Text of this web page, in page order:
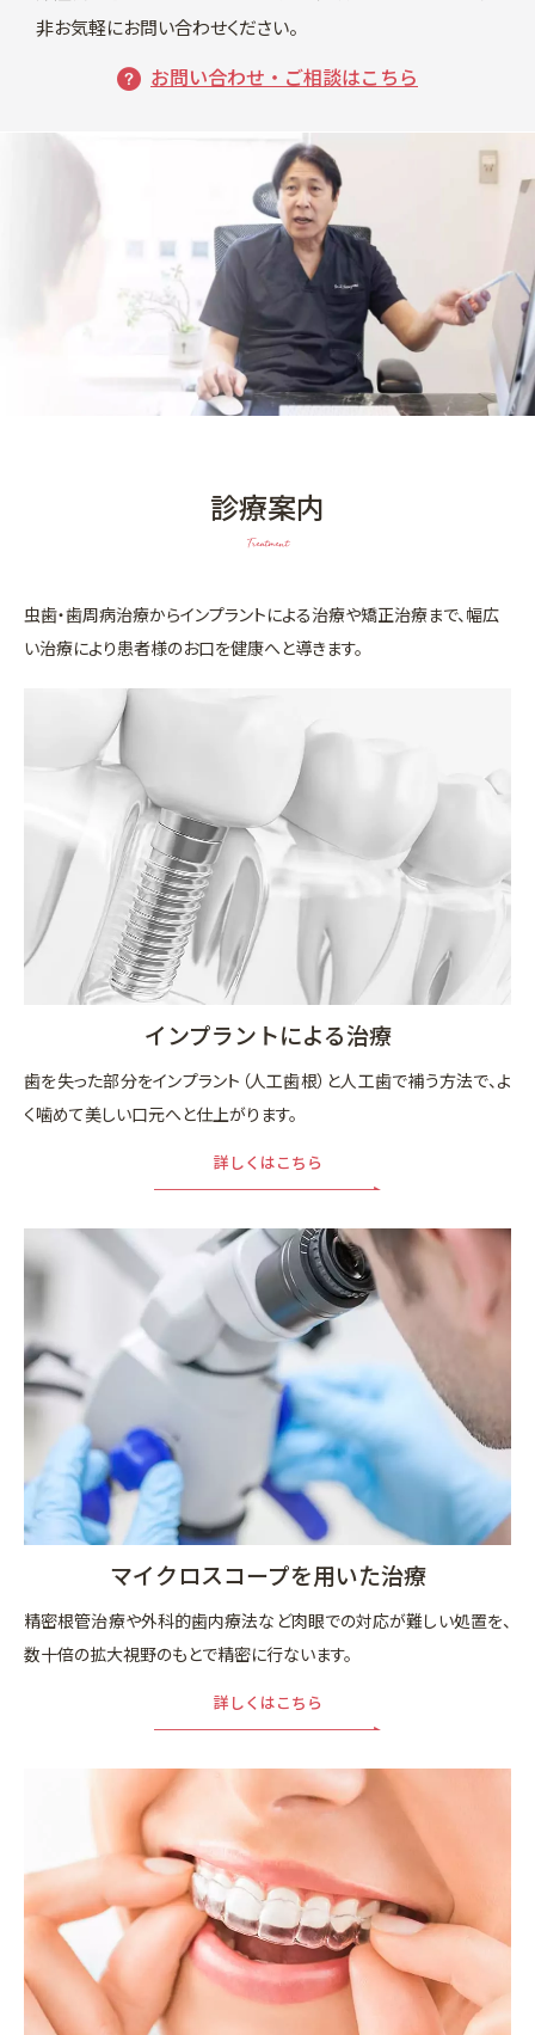
非お気軽にお問い合わせください。
お問い合わせ・ご相談はこちら
診療案内
Treatment
虫歯・歯周病治療からインプラントによる治療や矯正治療まで、幅広
い治療により患者様のお口を健康へと導きます。
インプラントによる治療
歯を失った部分をインプラント（人工歯根）と人工歯で補う方法で、よ
く噛めて美しい口元へと仕上がります。
詳しくはこちら
マイクロスコープを用いた治療
精密根管治療や外科的歯内療法など肉眼での対応が難しい処置を、
数十倍の拡大視野のもとで精密に行ないます。
詳しくはこちら
スタッフはゴーグルと防護衣を、可能な限り着用して
予約数を制限し、患者様間で十分な間隔を保てる環境
で治療を実施しています。
発熱・咳・全身痛などの症状がある場合は、受診をお
控えください。
ご来院時に手指の消毒をお願いいたします。
待合室などではマスクの着用をお願いいたします。
感染予防のため、ウォーターサーバーや雑誌などを一